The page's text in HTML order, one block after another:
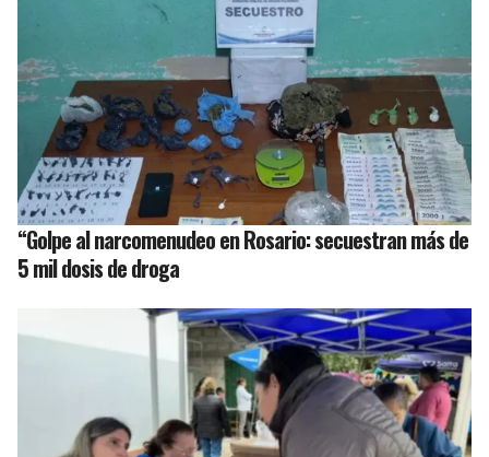
“Golpe al narcomenudeo en Rosario: secuestran más de
5 mil dosis de droga